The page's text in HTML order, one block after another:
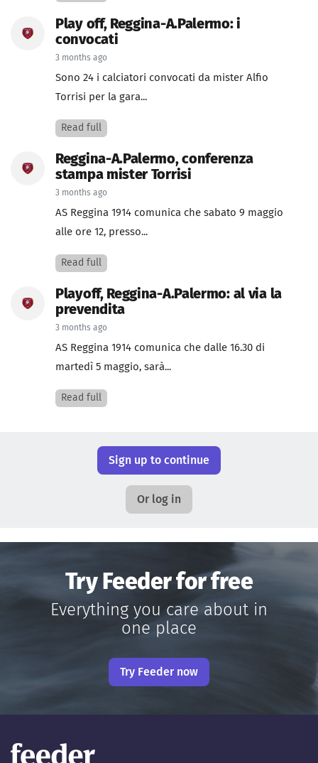
Play off, Reggina-A.Palermo: i
convocati
3 months ago
Sono 24 i calciatori convocati da mister Alfio
Torrisi per la gara...
Read full
Reggina-A.Palermo, conferenza
stampa mister Torrisi
3 months ago
AS Reggina 1914 comunica che sabato 9 maggio
alle ore 12, presso...
Read full
Playoff, Reggina-A.Palermo: al via la
prevendita
3 months ago
AS Reggina 1914 comunica che dalle 16.30 di
martedì 5 maggio, sarà...
Read full
Sign up to continue
Or log in
Try Feeder for free
Everything you care about in
one place
Try Feeder now